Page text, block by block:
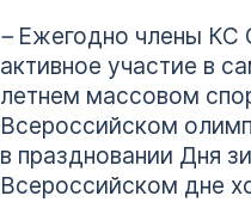
–Ежегодно члены КС
активное участие в
летнем массовом
Всероссийском
в праздновании Дня
Всероссийском дне